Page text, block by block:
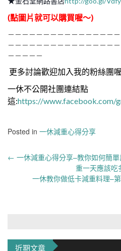
(點圖片就可以購買喔～)
－－－－－－－－－－－－－－－
－－－－－－－－－－－－－－－
－－－－－
更多討論歡迎加入我的粉絲團
一休不公開社團連結點
這:https://www.facebook.com/
Posted in 一休減重心得分享
Post
← 一休減重心得分享–教你如何簡
重一天應該吃
一休教你做低卡減重料理–
近期文章